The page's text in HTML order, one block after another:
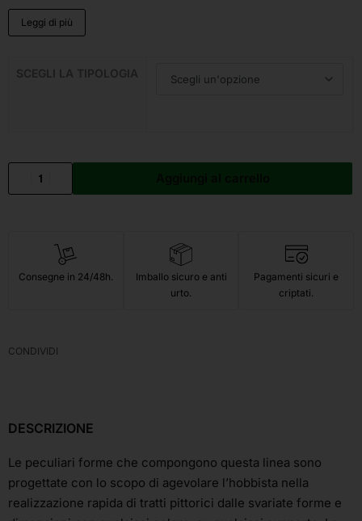
Leggi di più
SCEGLI LA TIPOLOGIA
Consegne in 24/48h.
Imballo sicuro e anti
urto.
Pagamenti sicuri e
criptati.
CONDIVIDI
DESCRIZIONE
Le peculiari forme che compongono questa linea sono
progettate con lo scopo di agevolare l’hobbista nella
realizzazione rapida di tratti pittorici dalle svariate forme e